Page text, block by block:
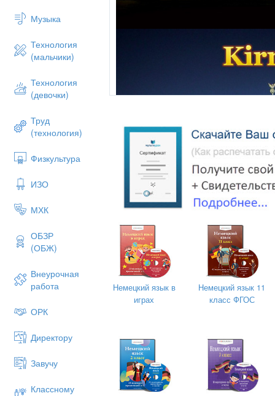
Музыка
Технология
(мальчики)
Технология
(девочки)
Труд
(технология)
Физкультура
ИЗО
МХК
ОБЗР
(ОБЖ)
Внеурочная
работа
ОРК
Директору
Завучу
Классному
Немецкий язык в
играх
Немецкий язык 11
класс ФГОС